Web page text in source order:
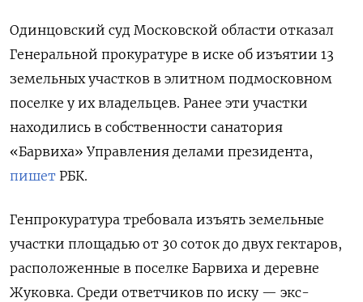
Одинцовский суд Московской области отказал
Генеральной прокуратуре в иске об изъятии 13
земельных участков в элитном подмосковном
поселке у их владельцев. Ранее эти участки
находились в собственности санатория
«Барвиха» Управления делами президента,
пишет РБК.
Генпрокуратура требовала изъять земельные
участки площадью от 30 соток до двух гектаров,
расположенные в поселке Барвиха и деревне
Жуковка. Среди ответчиков по иску — экс-